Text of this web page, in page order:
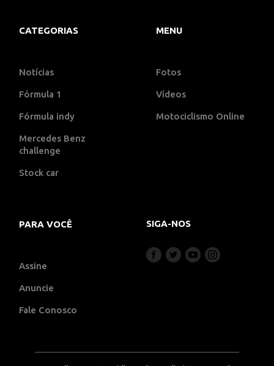
CATEGORIAS
Notícias
Fórmula 1
Fórmula indy
Mercedes Benz
challenge
Stock car
MENU
Fotos
Vídeos
Motociclismo Online
PARA VOCÊ
Assine
Anuncie
Fale Conosco
SIGA-NOS